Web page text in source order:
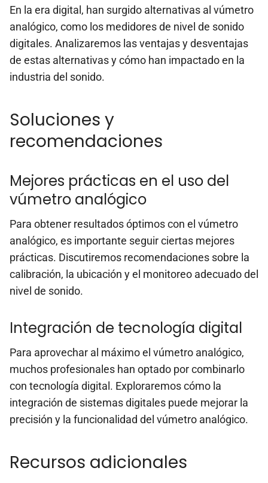
En la era digital, han surgido alternativas al vúmetro
analógico, como los medidores de nivel de sonido
digitales. Analizaremos las ventajas y desventajas
de estas alternativas y cómo han impactado en la
industria del sonido.
Soluciones y
recomendaciones
Mejores prácticas en el uso del
vúmetro analógico
Para obtener resultados óptimos con el vúmetro
analógico, es importante seguir ciertas mejores
prácticas. Discutiremos recomendaciones sobre la
calibración, la ubicación y el monitoreo adecuado del
nivel de sonido.
Integración de tecnología digital
Para aprovechar al máximo el vúmetro analógico,
muchos profesionales han optado por combinarlo
con tecnología digital. Exploraremos cómo la
integración de sistemas digitales puede mejorar la
precisión y la funcionalidad del vúmetro analógico.
Recursos adicionales